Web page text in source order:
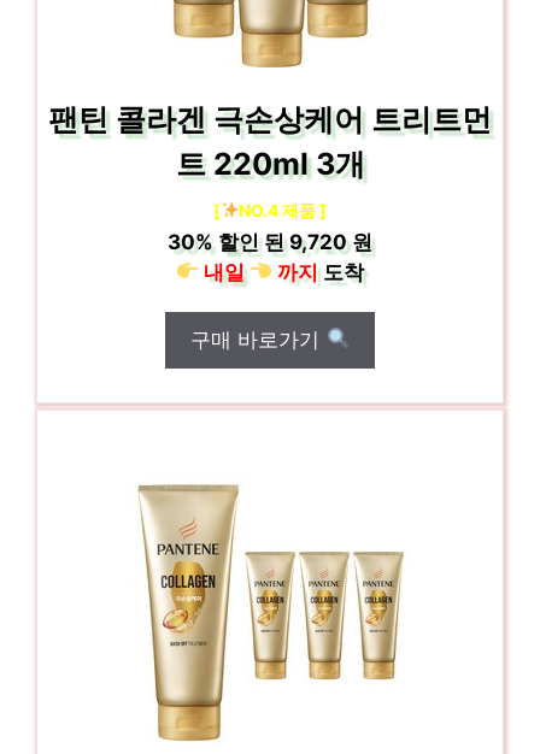
팬틴 콜라겐 극손상케어 트리트먼
트 220ml 3개
[ NO.4 제품 ]
30% 할인 된9,720 원
내일
까지도착
구매 바로가기